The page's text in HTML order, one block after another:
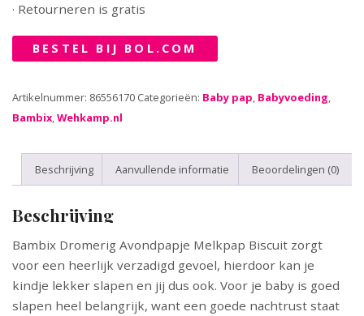
· Retourneren is gratis
BESTEL BIJ BOL.COM
Artikelnummer: 86556170 Categorieën: Baby pap, Babyvoeding,
Bambix,Wehkamp.nl
Beschrijving Aanvullende informatie Beoordelingen (0)
Beschrijving
Bambix Dromerig Avondpapje Melkpap Biscuit zorgt
voor een heerlijk verzadigd gevoel, hierdoor kan je
kindje lekker slapen en jij dus ook. Voor je baby is goed
slapen heel belangrijk, want een goede nachtrust staat